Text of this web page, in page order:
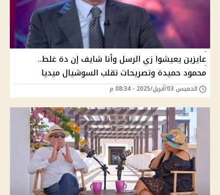
عايزين يعيشوا زي الرسل وأنا شايف إن دة غلط..
محمود حميدة وتصريحات تقلب السوشيال ميديا
الخميس 03/أبريل/2025 - 08:34 م